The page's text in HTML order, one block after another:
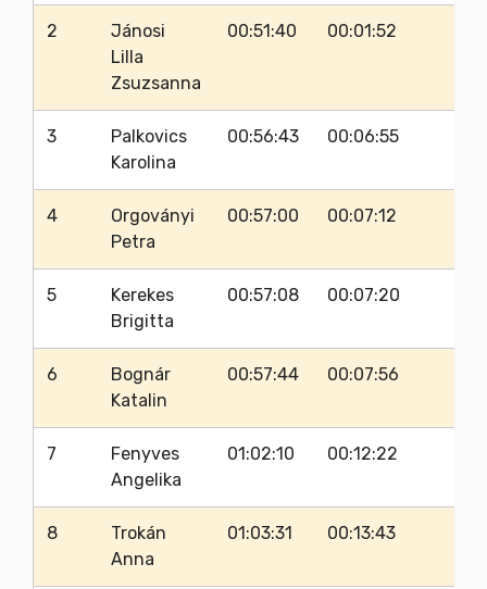
2
Jánosi
Lilla
Zsuzsanna
00:51:40 00:01:52
3
Palkovics
Karolina
00:56:43 00:06:55
4
Orgoványi
Petra
00:57:00 00:07:12
5
Kerekes
Brigitta
00:57:08 00:07:20
6
Bognár
Katalin
00:57:44 00:07:56
7
Fenyves
Angelika
01:02:10 00:12:22
8
Trokán
Anna
01:03:31 00:13:43